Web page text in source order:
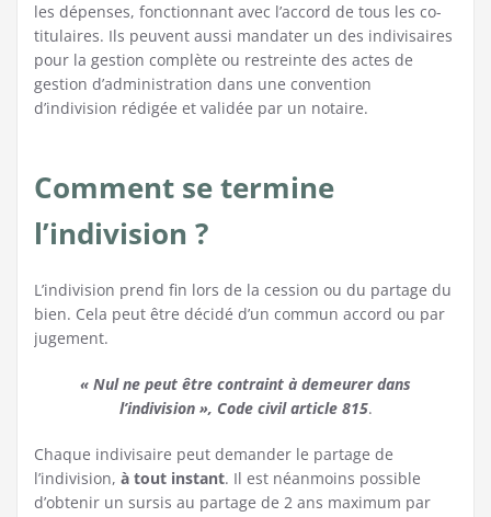
les dépenses, fonctionnant avec l’accord de tous les co-
titulaires. Ils peuvent aussi mandater un des indivisaires
pour la gestion complète ou restreinte des actes de
gestion d’administration dans une convention
d’indivision rédigée et validée par un notaire.
Comment se termine
l’indivision ?
L’indivision prend fin lors de la cession ou du partage du
bien. Cela peut être décidé d’un commun accord ou par
jugement.
« Nul ne peut être contraint à demeurer dans
l’indivision », Code civil article 815.
Chaque indivisaire peut demander le partage de
l’indivision, à tout instant. Il est néanmoins possible
d’obtenir un sursis au partage de 2 ans maximum par